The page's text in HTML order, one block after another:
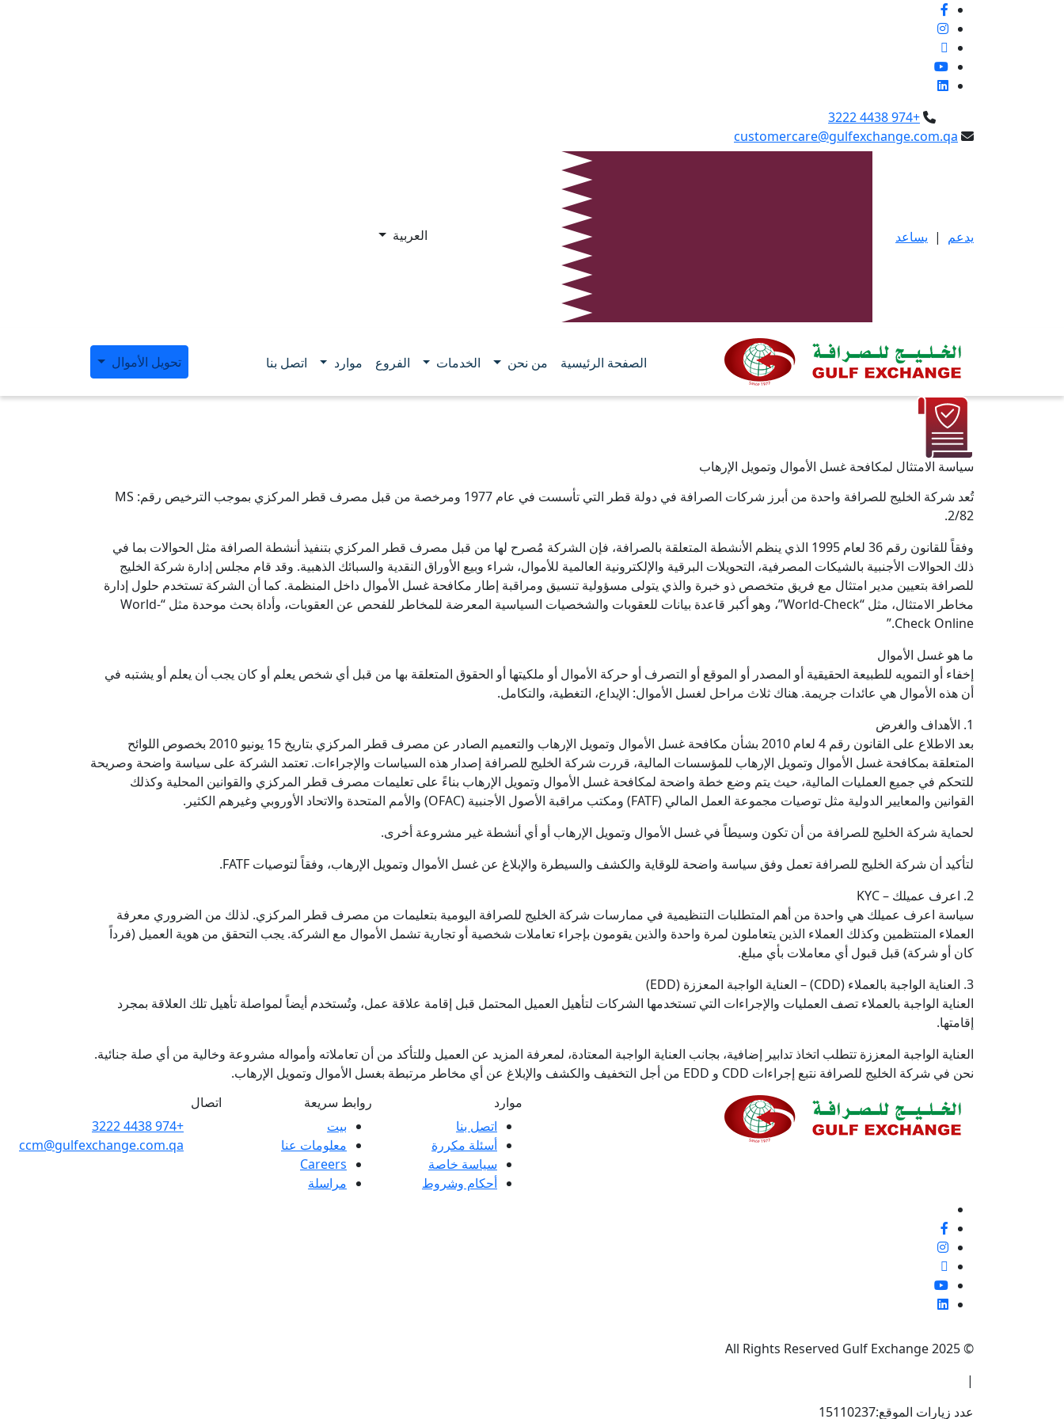
+974 4438 3222
customercare@gulfexchange.com.qa
يدعم | يساعد العربية
الصفحة الرئيسية من نحن الخدمات الفروع موارد اتصل بنا تحويل الأموال
سياسة الامتثال لمكافحة غسل الأموال وتمويل الإرهاب
تُعد شركة الخليج للصرافة واحدة من أبرز شركات الصرافة في دولة قطر التي تأسست في عام 1977 ومرخصة من قبل مصرف قطر المركزي بموجب الترخيص رقم: MS
2/82.
وفقاً للقانون رقم 36 لعام 1995 الذي ينظم الأنشطة المتعلقة بالصرافة، فإن الشركة مُصرح لها من قبل مصرف قطر المركزي بتنفيذ أنشطة الصرافة مثل الحوالات بما في
ذلك الحوالات الأجنبية بالشيكات المصرفية، التحويلات البرقية والإلكترونية العالمية للأموال، شراء وبيع الأوراق النقدية والسبائك الذهبية. وقد قام مجلس إدارة شركة الخليج
للصرافة بتعيين مدير امتثال مع فريق متخصص ذو خبرة والذي يتولى مسؤولية تنسيق ومراقبة إطار مكافحة غسل الأموال داخل المنظمة. كما أن الشركة تستخدم حلول إدارة
مخاطر الامتثال، مثل “World-Check”، وهو أكبر قاعدة بيانات للعقوبات والشخصيات السياسية المعرضة للمخاطر للفحص عن العقوبات، وأداة بحث موحدة مثل “World-
Check Online.”
ما هو غسل الأموال
إخفاء أو التمويه للطبيعة الحقيقية أو المصدر أو الموقع أو التصرف أو حركة الأموال أو ملكيتها أو الحقوق المتعلقة بها من قبل أي شخص يعلم أو كان يجب أن يعلم أو يشتبه في
أن هذه الأموال هي عائدات جريمة. هناك ثلاث مراحل لغسل الأموال: الإيداع، التغطية، والتكامل.
1. الأهداف والغرض
بعد الاطلاع على القانون رقم 4 لعام 2010 بشأن مكافحة غسل الأموال وتمويل الإرهاب والتعميم الصادر عن مصرف قطر المركزي بتاريخ 15 يونيو 2010 بخصوص اللوائح
المتعلقة بمكافحة غسل الأموال وتمويل الإرهاب للمؤسسات المالية، قررت شركة الخليج للصرافة إصدار هذه السياسات والإجراءات. تعتمد الشركة على سياسة واضحة وصريحة
للتحكم في جميع العمليات المالية، حيث يتم وضع خطة واضحة لمكافحة غسل الأموال وتمويل الإرهاب بناءً على تعليمات مصرف قطر المركزي والقوانين المحلية وكذلك
القوانين والمعايير الدولية مثل توصيات مجموعة العمل المالي (FATF) ومكتب مراقبة الأصول الأجنبية (OFAC) والأمم المتحدة والاتحاد الأوروبي وغيرهم الكثير.
لحماية شركة الخليج للصرافة من أن تكون وسيطاً في غسل الأموال وتمويل الإرهاب أو أي أنشطة غير مشروعة أخرى.
لتأكيد أن شركة الخليج للصرافة تعمل وفق سياسة واضحة للوقاية والكشف والسيطرة والإبلاغ عن غسل الأموال وتمويل الإرهاب، وفقاً لتوصيات FATF.
2. اعرف عميلك – KYC
سياسة اعرف عميلك هي واحدة من أهم المتطلبات التنظيمية في ممارسات شركة الخليج للصرافة اليومية بتعليمات من مصرف قطر المركزي. لذلك من الضروري معرفة
العملاء المنتظمين وكذلك العملاء الذين يتعاملون لمرة واحدة والذين يقومون بإجراء تعاملات شخصية أو تجارية تشمل الأموال مع الشركة. يجب التحقق من هوية العميل (فرداً
كان أو شركة) قبل قبول أي معاملات بأي مبلغ.
3. العناية الواجبة بالعملاء (CDD) – العناية الواجبة المعززة (EDD)
العناية الواجبة بالعملاء تصف العمليات والإجراءات التي تستخدمها الشركات لتأهيل العميل المحتمل قبل إقامة علاقة عمل، وتُستخدم أيضاً لمواصلة تأهيل تلك العلاقة بمجرد
إقامتها.
العناية الواجبة المعززة تتطلب اتخاذ تدابير إضافية، بجانب العناية الواجبة المعتادة، لمعرفة المزيد عن العميل وللتأكد من أن تعاملاته وأمواله مشروعة وخالية من أي صلة جنائية.
نحن في شركة الخليج للصرافة نتبع إجراءات CDD و EDD من أجل التخفيف والكشف والإبلاغ عن أي مخاطر مرتبطة بغسل الأموال وتمويل الإرهاب.
موارد
اتصل بنا
أسئلة مكررة
سياسة خاصة
أحكام وشروط
روابط سريعة
بيت
معلومات عنا
Careers
مراسلة
اتصال
+974 4438 3222
ccm@gulfexchange.com.qa
© 2025 All Rights Reserved Gulf Exchange
|
عدد زيارات الموقع:15110237